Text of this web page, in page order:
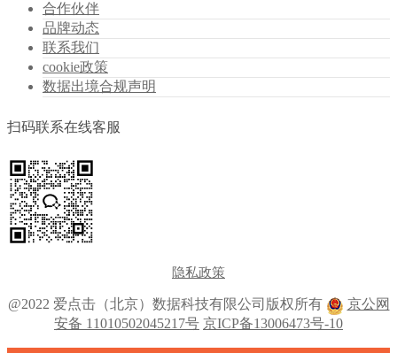
合作伙伴
品牌动态
联系我们
cookie政策
数据出境合规声明
扫码联系在线客服
隐私政策
@2022 爱点击（北京）数据科技有限公司版权所有
京公网
安备 11010502045217号 京ICP备13006473号-10